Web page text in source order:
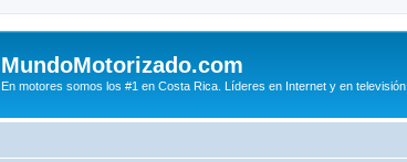
MundoMotorizado.com
En motores somos los #1 en Costa Rica. Líderes en Internet y en televisión.